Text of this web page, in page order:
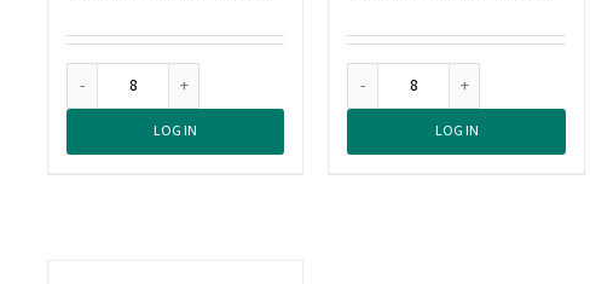
Robijn
PuurLOG IN
Robijn
SpaLOG IN